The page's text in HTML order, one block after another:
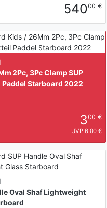
54000 €
2Pc, 3Pc Clamp SUP
Starboard 2022
300 €
UVP 6,00 €
Oval Shaf Lightweight